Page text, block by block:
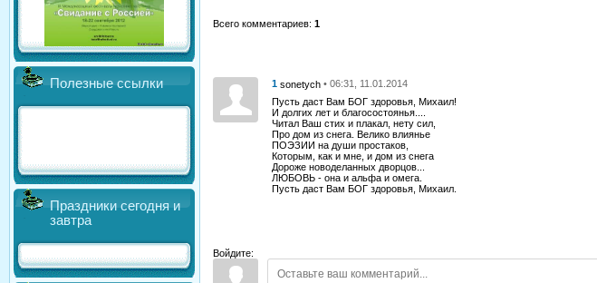
Полезные ссылки
Праздники сегодня и
завтра
Всего комментариев: 1
1 sonetych • 06:31, 11.01.2014
Пусть даст Вам БОГ здоровья, Михаил!
И долгих лет и благосостоянья....
Читал Ваш стих и плакал, нету сил,
Про дом из снега. Велико влиянье
ПОЭЗИИ на души простаков,
Которым, как и мне, и дом из снега
Дороже новоделанных дворцов...
ЛЮБОВЬ - она и альфа и омега.
Пусть даст Вам БОГ здоровья, Михаил.
Войдите: